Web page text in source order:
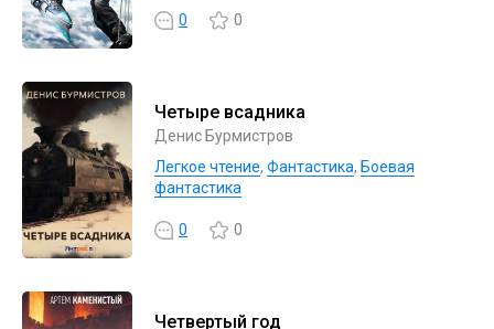
0 0
Четыре всадника
Денис Бурмистров
Легкое чтение, Фантастика, Боевая
фантастика
0 0
Четвертый год